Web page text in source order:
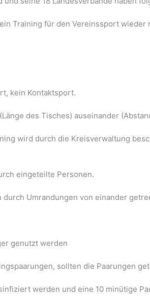
Training für den Vereinssport wieder
kein Kontaktsport.
des Tisches) auseinander
wird durch die Kreisverwaltung
eingeteilte Personen.
Umrandungen von einander
genutzt werden
sollten die Paarungen
werden und eine 10 minütige